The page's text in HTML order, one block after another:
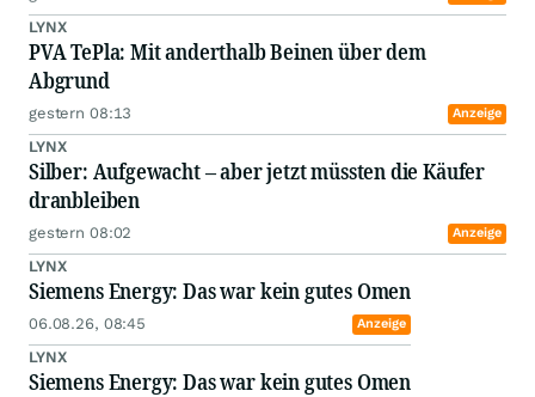
LYNX
PVA TePla: Mit anderthalb Beinen über dem
Abgrund
gestern 08:13 Anzeige
LYNX
Silber: Aufgewacht – aber jetzt müssten die Käufer
dranbleiben
gestern 08:02 Anzeige
LYNX
Siemens Energy: Das war kein gutes Omen
06.08.26, 08:45 Anzeige
LYNX
Siemens Energy: Das war kein gutes Omen